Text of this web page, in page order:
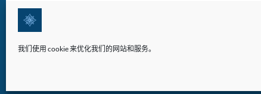
我们使用 cookie 来优化我们的网站和服务。